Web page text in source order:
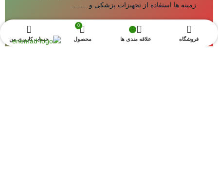
زمینه ها استفاده از تجهیزات پزشکی و …….
فروشگاه علاقه مندی ها
0
محصول حساب کاربری من